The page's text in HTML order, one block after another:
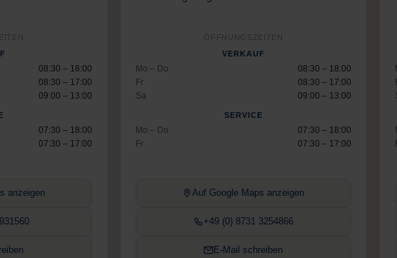
08:30 – 18:00
08:30 – 17:00
09:00 – 13:00
07:30 – 18:00
07:30 – 17:00
anzeigen
ÖFFNUNGSZEITEN
VERKAUF
Mo – Do
08:30 – 18:00
Fr
08:30 – 17:00
Sa
09:00 – 13:00
SERVICE
Mo – Do
07:30 – 18:00
Fr
07:30 – 17:00
Auf Google Maps anzeigen
+49 (0) 8731 3254866
E-Mail schreiben